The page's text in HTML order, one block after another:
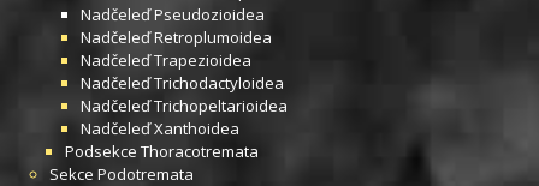
NadčeleďPseudozioidea
NadčeleďRetroplumoidea
NadčeleďTrapezioidea
NadčeleďTrichodactyloidea
NadčeleďTrichopeltarioidea
NadčeleďXanthoidea
Podsekce Thoracotremata
Sekce Podotremata